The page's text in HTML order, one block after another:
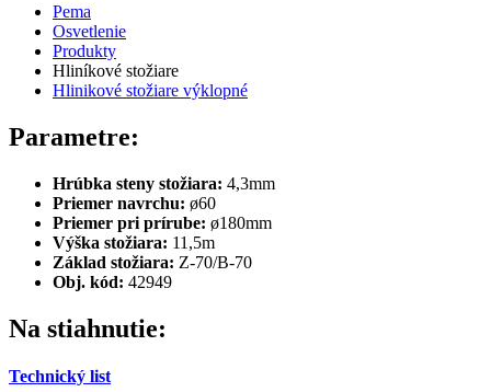
Pema
Osvetlenie
Produkty
Hliníkové stožiare
Hlinikové stožiare výklopné
Parametre:
Hrúbka steny stožiara: 4,3mm
Priemer navrchu: ø60
Priemer pri prírube: ø180mm
Výška stožiara: 11,5m
Základ stožiara: Z-70/B-70
Obj. kód: 42949
Na stiahnutie:
Technický list